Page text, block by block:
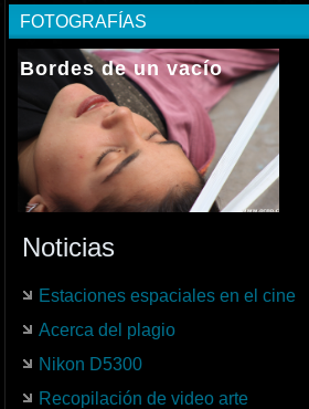
FOTOGRAFÍAS
El Nido
Noticias
Estaciones espaciales en el cine
Acerca del plagio
Nikon D5300
Recopilación de video arte